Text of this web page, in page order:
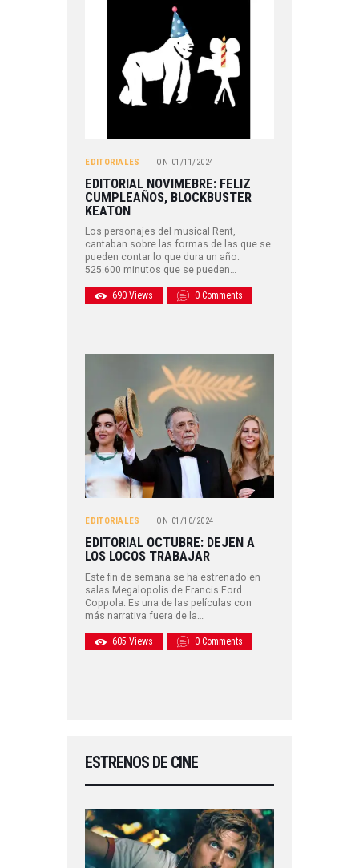
EDITORIALES ON 01/11/2024
EDITORIAL NOVIMEBRE: FELIZ
CUMPLEAÑOS, BLOCKBUSTER
KEATON
Los personajes del musical Rent,
cantaban sobre las formas de las que se
pueden contar lo que dura un año:
525.600 minutos que se pueden…
690 Views 0 Comments
EDITORIALES ON 01/10/2024
EDITORIAL OCTUBRE: DEJEN A
LOS LOCOS TRABAJAR
Este fin de semana se ha estrenado en
salas Megalopolis de Francis Ford
Coppola. Es una de las películas con
más narrativa fuera de la…
605 Views 0 Comments
ESTRENOS DE CINE